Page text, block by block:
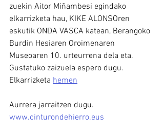
zuekin Aitor Miñambesi egindako
elkarrizketa hau, KIKE ALONSOren
eskutik ONDA VASCA katean, Berangoko
Burdin Hesiaren Oroimenaren
Museoaren 10. urteurrena dela eta.
Gustatuko zaizuela espero dugu.
Elkarrizketa hemen
Aurrera jarraitzen dugu.
www.cinturondehierro.eus